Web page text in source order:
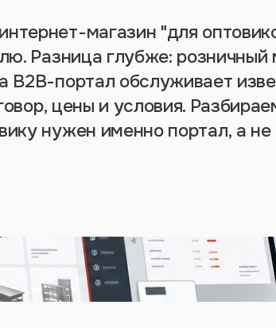
магазин "для
Разница глубже: розничный
B2B-портал обслуживает
цены и условия.
нужен именно портал, а не